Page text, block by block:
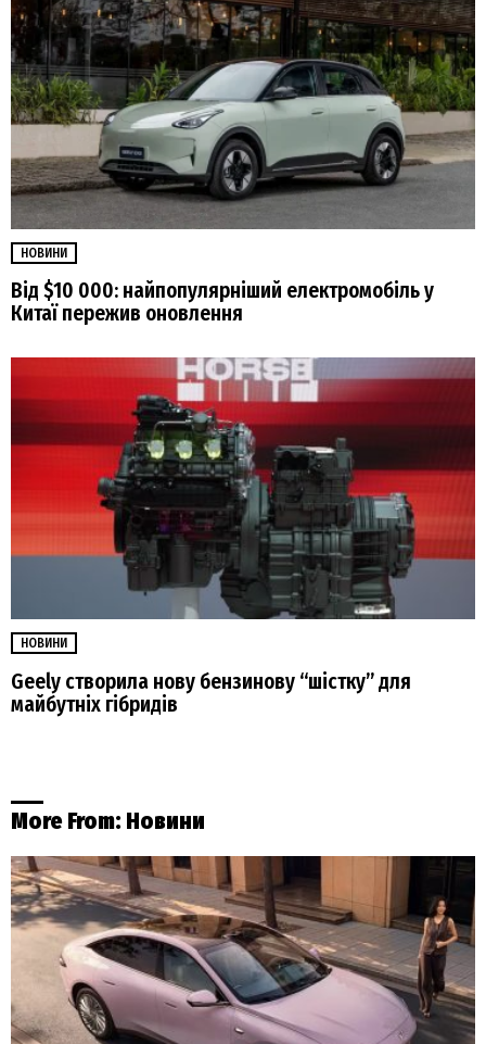
НОВИНИ
Від $10 000: найпопулярніший електромобіль у
Китаї пережив оновлення
НОВИНИ
Geely створила нову бензинову “шістку” для
майбутніх гібридів
More From: Новини